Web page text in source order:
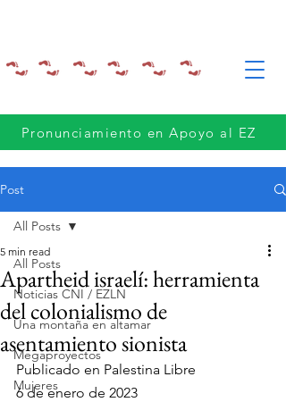
Pronunciamiento en Apoyo al EZ
Post
All Posts
Noticias CNI / EZLN
Una montaña en altamar
Megaproyectos
Mujeres
All Posts
Apartheid israelí: herramienta
del colonialismo de
asentamiento sionista
5 min read
Publicado en Palestina Libre
6 de enero de 2023